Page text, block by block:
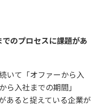
のプロセスに課題があ
いて「オファーから入
入社までの期間」
あると捉えている企業が